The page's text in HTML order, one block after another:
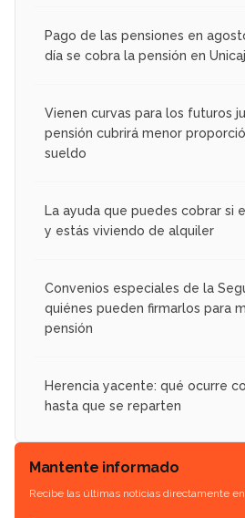
Pago de las pensiones en
día se cobra la pensión en
Vienen curvas para los futuros
pensión cubrirá menor
sueldo
La ayuda que puedes cobrar si
y estás viviendo de alquiler
Convenios especiales de la
quiénes pueden firmarlos para
pensión
Herencia yacente: qué ocurre
hasta que se reparten
Mantente informado
Recibe las últimas noticias directamente